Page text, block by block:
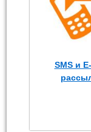
SMS и